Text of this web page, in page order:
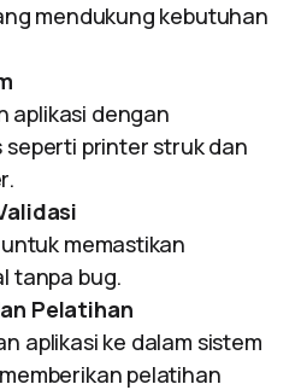
mendukung kebutuhan
aplikasi dengan
printer struk dan
memastikan
tanpa bug.
Pelatihan
aplikasi ke dalam sistem
pelatihan